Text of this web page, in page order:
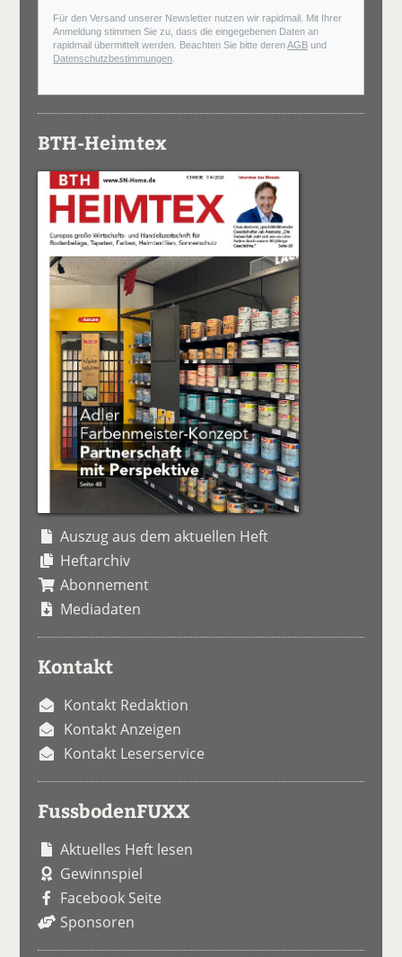
Für den Versand unserer Newsletter nutzen wir rapidmail. Mit Ihrer
Anmeldung stimmen Sie zu, dass die eingegebenen Daten an
rapidmail übermittelt werden. Beachten Sie bitte derenAGB und
Datenschutzbestimmungen
BTH-Heimtex
Auszug aus dem aktuellen Heft
Heftarchiv
Abonnement
Mediadaten
Kontakt
Kontakt Redaktion
Kontakt Anzeigen
Kontakt Leserservice
FussbodenFUXX
Aktuelles Heft lesen
Gewinnspiel
Facebook Seite
Sponsoren